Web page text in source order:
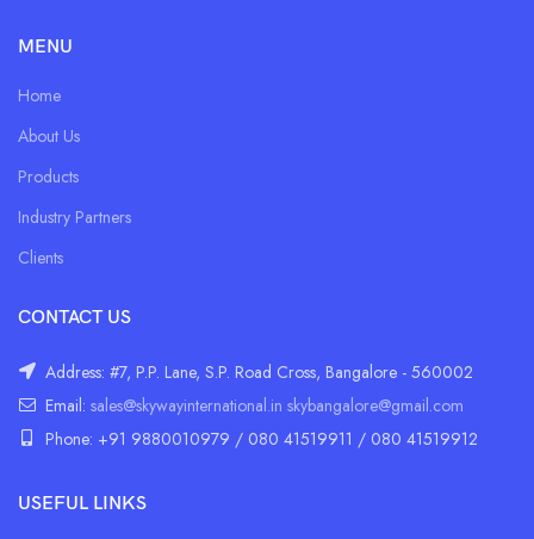
MENU
Home
About Us
Products
Industry Partners
Clients
CONTACT US
Address: #7, P.P. Lane, S.P. Road Cross, Bangalore - 560002
Email: sales@skywayinternational.in skybangalore@gmail.com
Phone: +91 9880010979 / 080 41519911 / 080 41519912
USEFUL LINKS